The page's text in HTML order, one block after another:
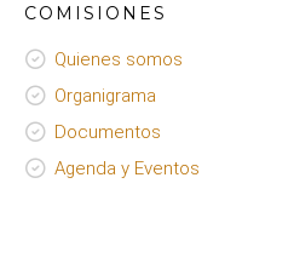
COMISIONES
Quienes somos
Organigrama
Documentos
Agenda y Eventos